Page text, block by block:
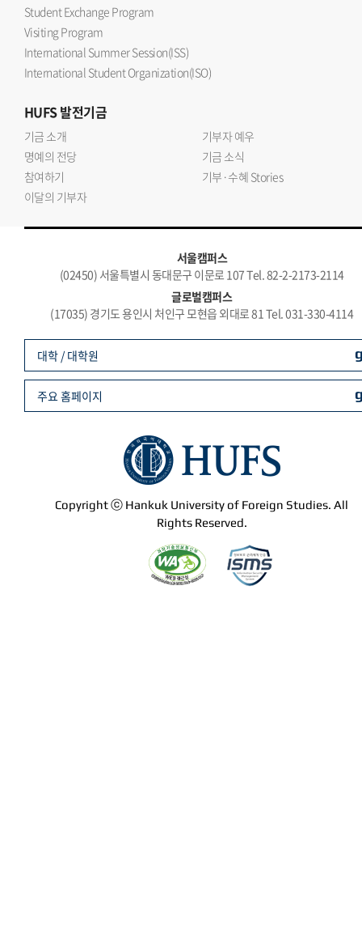
Student Exchange Program
Visiting Program
International Summer Session(ISS)
International Student Organization(ISO)
HUFS발전기금
기금 소개
기부자 예우
명예의 전당
기금 소식
참여하기
기부·수혜 Stories
이달의 기부자
서울캠퍼스
(02450) 서울특별시 동대문구 이문로 107 Tel. 82-2-2173-2114
글로벌캠퍼스
(17035) 경기도 용인시 처인구 모현읍 외대로 81 Tel. 031-330-4114
Copyright ⓒ Hankuk University of Foreign Studies. All
Rights Reserved.
대학 / 대학원
주요 홈페이지